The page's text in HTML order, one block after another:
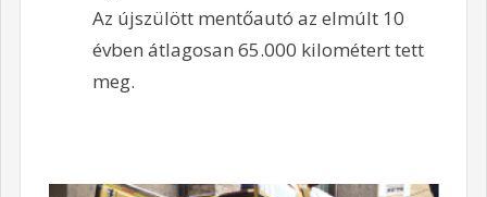
Az újszülött mentőautó az elmúlt 10
évben átlagosan 65.000 kilométert tett
meg.